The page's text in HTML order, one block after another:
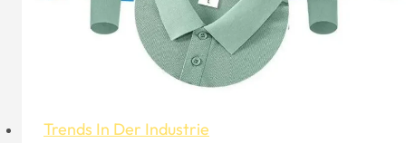
Trends In Der Industrie